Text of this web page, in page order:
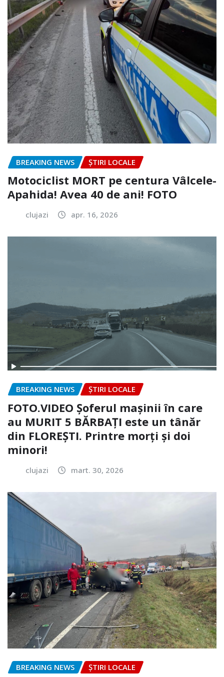
BREAKING NEWS ȘTIRI LOCALE
Motociclist MORT pe centura Vâlcele-
Apahida! Avea 40 de ani! FOTO
clujazi apr. 16, 2026
BREAKING NEWS ȘTIRI LOCALE
FOTO.VIDEO Șoferul mașinii în care
au MURIT 5 BĂRBAȚI este un tânăr
din FLOREȘTI. Printre morți și doi
minori!
clujazi mart. 30, 2026
BREAKING NEWS ȘTIRI LOCALE